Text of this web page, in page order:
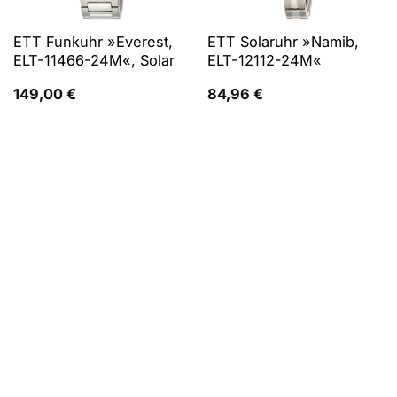
ETT Funkuhr »Everest,
ELT-11466-24M«, Solar
149,00 €
ETT Solaruhr »Namib,
ELT-12112-24M«
84,96 €